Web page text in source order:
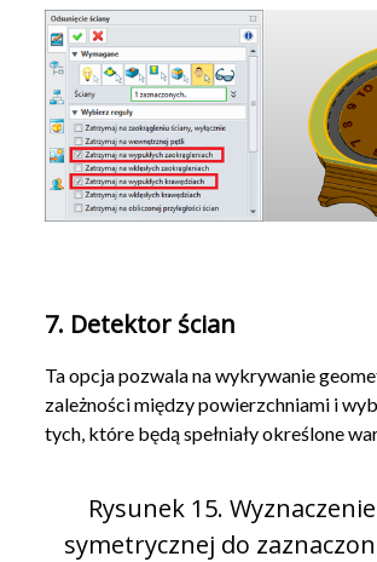
7. Detektor ścian
Ta opcja pozwala na wykrywanie
zależności między powierzchniami i
tych, które będą spełniały określone
Rysunek 15.
symetrycznej do